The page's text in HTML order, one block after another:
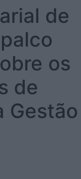
de
os
de
Gestão